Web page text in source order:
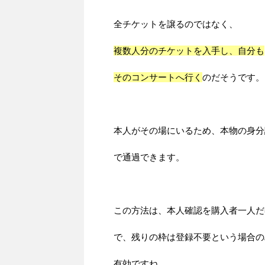
全チケットを譲るのではなく、
複数人分のチケットを入手し、自分も
そのコンサートへ行く のだそうです。
本人がその場にいるため、本物の身
で通過できます。
この方法は、本人確認を購入者一人
で、残りの枠は登録不要という場合